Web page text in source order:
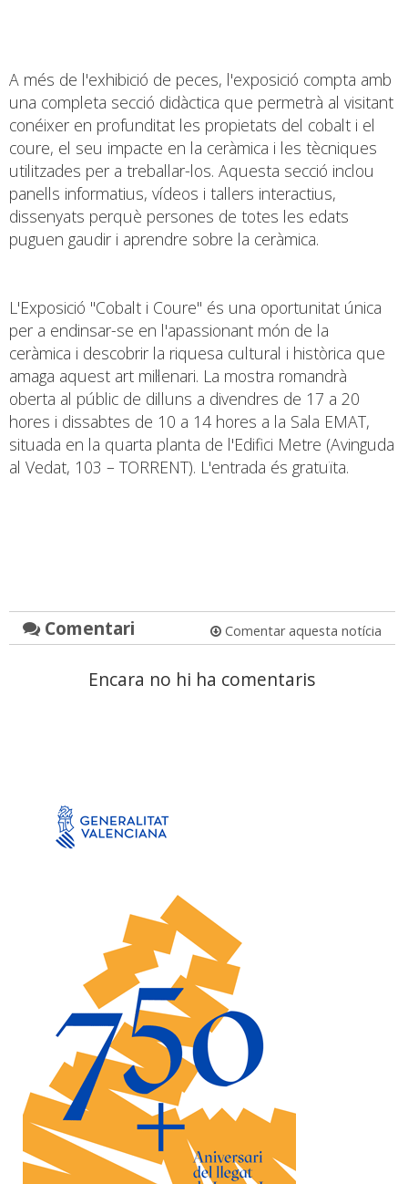
A més de l'exhibició de peces, l'exposició compta amb
una completa secció didàctica que permetrà al visitant
conéixer en profunditat les propietats del cobalt i el
coure, el seu impacte en la ceràmica i les tècniques
utilitzades per a treballar-los. Aquesta secció inclou
panells informatius, vídeos i tallers interactius,
dissenyats perquè persones de totes les edats
puguen gaudir i aprendre sobre la ceràmica.
L'Exposició "Cobalt i Coure" és una oportunitat única
per a endinsar-se en l'apassionant món de la
ceràmica i descobrir la riquesa cultural i històrica que
amaga aquest art mil·lenari. La mostra romandrà
oberta al públic de dilluns a divendres de 17 a 20
hores i dissabtes de 10 a 14 hores a la Sala EMAT,
situada en la quarta planta de l'Edifici Metre (Avinguda
al Vedat, 103 – TORRENT). L'entrada és gratuïta.
Comentari Comentar aquesta notícia
Encara no hi ha comentaris